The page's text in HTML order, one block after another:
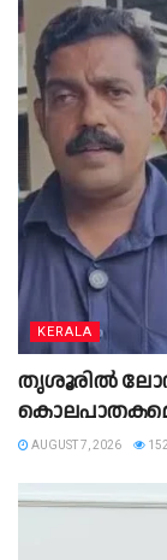
KERALA
തൃശൂരിൽ
AUGUST 7, 2026 152